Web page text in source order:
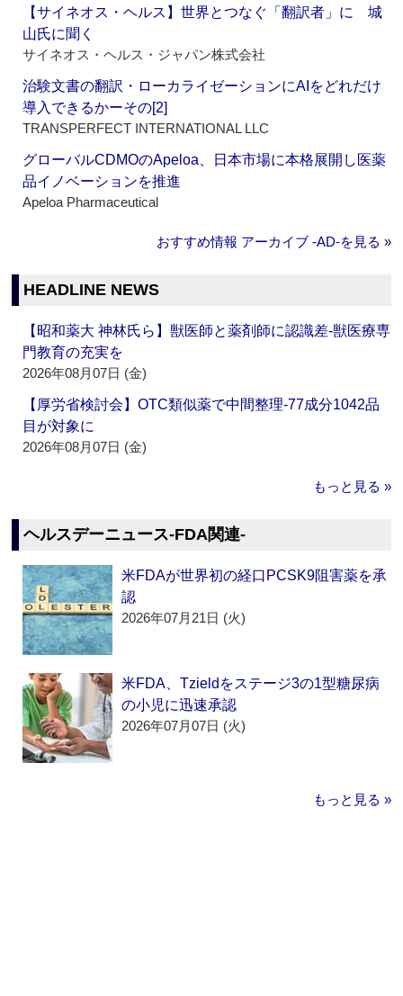
【サイネオス・ヘルス】世界とつなぐ「翻訳者」に 城
山氏に聞く
サイネオス・ヘルス・ジャパン株式会社
治験文書の翻訳・ローカライゼーションにAIをどれだけ
導入できるかーその[2]
TRANSPERFECT INTERNATIONAL LLC
グローバルCDMOのApeloa、日本市場に本格展開し医薬
品イノベーションを推進
Apeloa Pharmaceutical
おすすめ情報 アーカイブ ‐AD‐を見る »
HEADLINE NEWS
【昭和薬大 神林氏ら】獣医師と薬剤師に認識差‐獣医療専
門教育の充実を
2026年08月07日 (金)
【厚労省検討会】OTC類似薬で中間整理‐77成分1042品
目が対象に
2026年08月07日 (金)
もっと見る »
ヘルスデーニュース‐FDA関連‐
米FDAが世界初の経口PCSK9阻害薬を承
認
2026年07月21日 (火)
米FDA、Tzieldをステージ3の1型糖尿病
の小児に迅速承認
2026年07月07日 (火)
もっと見る »